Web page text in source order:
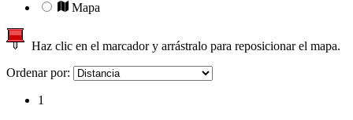
Mapa
Haz clic en el marcador y arrástralo para reposicionar el mapa.
Ordenar por:
1